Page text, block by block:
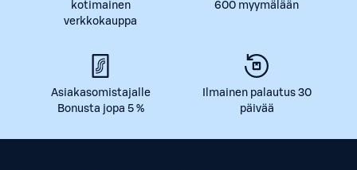
kotimainen
verkkokauppa
600 myymälään
Asiakasomistajalle
Bonusta jopa 5 %
Ilmainen palautus 30
päivää